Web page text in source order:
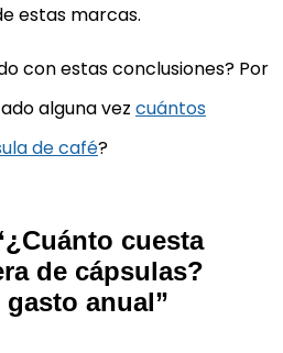
estas marcas.
con estas conclusiones? Por
alguna vez cuántos
de café?
cuesta
de cápsulas?
anual”